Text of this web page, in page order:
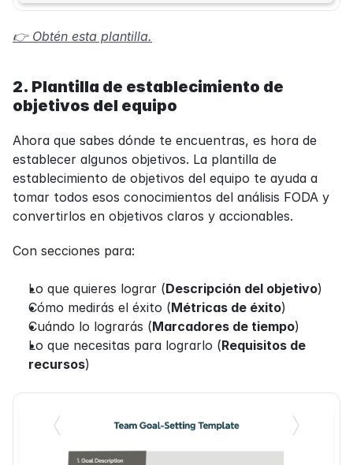
👉 Obtén esta plantilla.
2. Plantilla de establecimiento de
objetivos del equipo
Ahora que sabes dónde te encuentras, es hora de
establecer algunos objetivos. La plantilla de
establecimiento de objetivos del equipo te ayuda a
tomar todos esos conocimientos del análisis FODA y
convertirlos en objetivos claros y accionables.
Con secciones para:
Lo que quieres lograr (Descripción del objetivo)
Cómo medirás el éxito (Métricas de éxito)
Cuándo lo lograrás (Marcadores de tiempo)
Lo que necesitas para lograrlo (Requisitos de
recursos)